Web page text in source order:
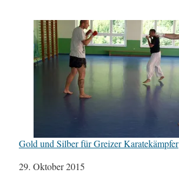
Gold und Silber für Greizer Karatekämpfer
Datum
29. Oktober 2015